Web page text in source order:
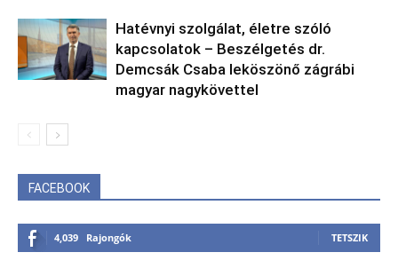
Hatévnyi szolgálat, életre szóló
kapcsolatok – Beszélgetés dr.
Demcsák Csaba leköszönő zágrábi
magyar nagykövettel
FACEBOOK
4,039 Rajongók TETSZIK